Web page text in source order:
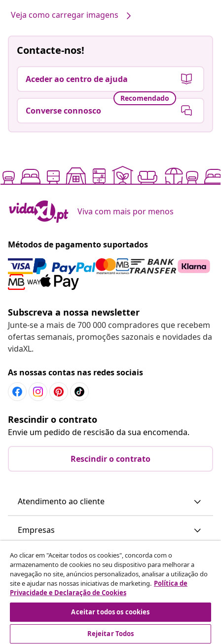
Veja como carregar imagens
Contacte-nos!
Aceder ao centro de ajuda
Recomendado
Converse connosco
Viva com mais por menos
Métodos de pagamento suportados
Subscreva a nossa newsletter
Junte-se a mais de 700 000 compradores que recebem
ofertas semanais, promoções sazonais e novidades da
vidaXL.
As nossas contas nas redes sociais
Rescindir o contrato
Envie um pedido de rescisão da sua encomenda.
Rescindir o contrato
Atendimento ao cliente
Empresas
vidaXL
Descubra mais
Ao clicar em "Aceitar todos os cookies", concorda com o
armazenamento de cookies no seu dispositivo para melhorar a
navegação no site, anúncios personalizados, analisar a utilização do
site e ajudar nas nossas iniciativas de marketing. Política de
Privacidade e Declaração de Cookies
Aceitar todos os cookies
Rejeitar Todos